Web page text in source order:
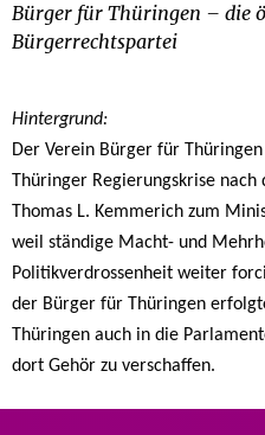
Bürger für Thüringen – die
Bürgerrechtspartei
Hintergrund:
Der Verein Bürger für
Thüringer Regierungskrise nach
Thomas L. Kemmerich zum
weil ständige Macht- und
Politikverdrossenheit weiter
der Bürger für Thüringen
Thüringen auch in die
dort Gehör zu verschaffen.